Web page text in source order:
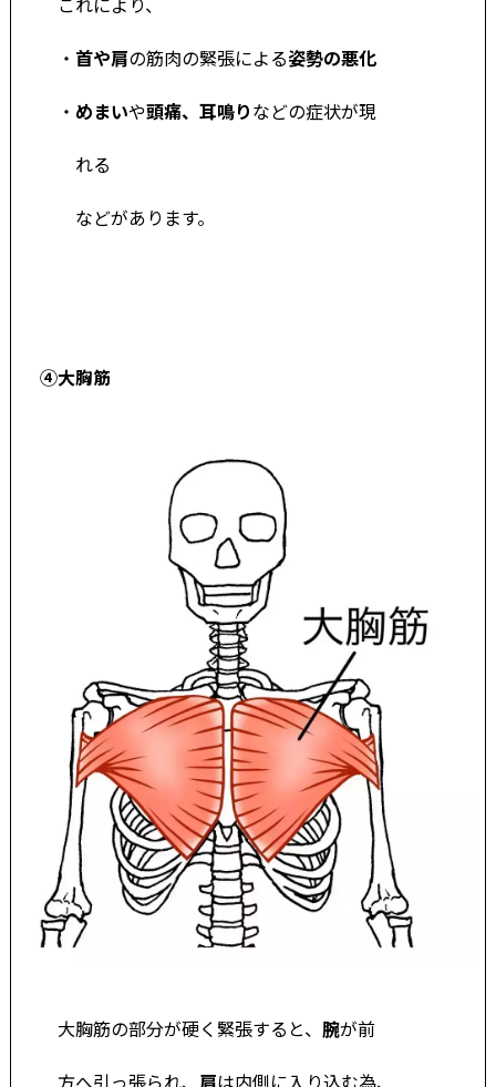
・ 首や肩の筋肉の緊張による姿勢の悪化
・ めまいや頭痛、耳鳴りなどの症状が現
れる
などがあります。
④大胸筋
大胸筋の部分が硬く緊張すると、 腕が前